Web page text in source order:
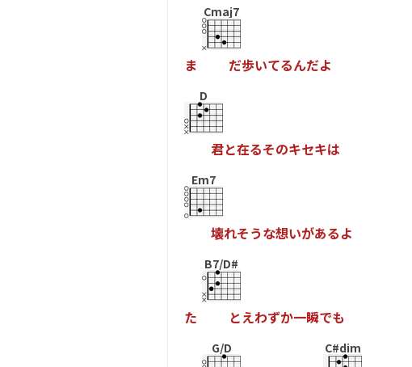
ま
Cmaj7
だ歩いてるんだよ
D
君と在るそのキセキは
Em7
壊れそうな想いがあるよ
た
B7/D#
とえわずか一瞬でも
G/D C#dim